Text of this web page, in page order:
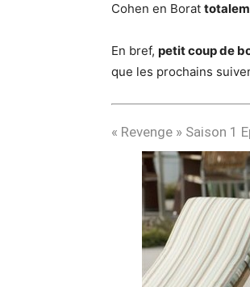
Cohen en Borat
En bref, petit coup de
que les prochains
« Revenge » Saison 1